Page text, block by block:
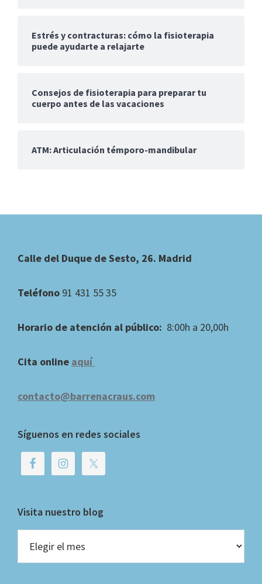
Estrés y contracturas: cómo la fisioterapia
puede ayudarte a relajarte
Consejos de fisioterapia para preparar tu
cuerpo antes de las vacaciones
ATM: Articulación témporo-mandibular
Footer
Calle del Duque de Sesto, 26. Madrid
Teléfono 91 431 55 35
Horario de atención al público: 8:00h a 20,00h
Cita online aquí
contacto@barrenacraus.com
Síguenos en redes sociales
Visita nuestro blog
nuestro